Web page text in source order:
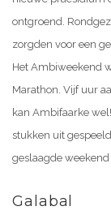
ontgroend.
zorgden voor een
Het Ambiweekend
Marathon. Vijf uur
kan Ambifaarke
stukken uit
geslaagde weekend
Galabal